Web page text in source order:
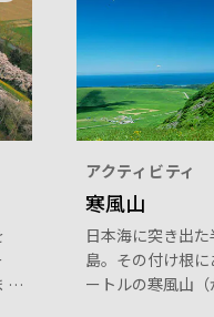
アクティビティ
寒風山
日本海に突き出
島。その付け根
ートルの寒風山